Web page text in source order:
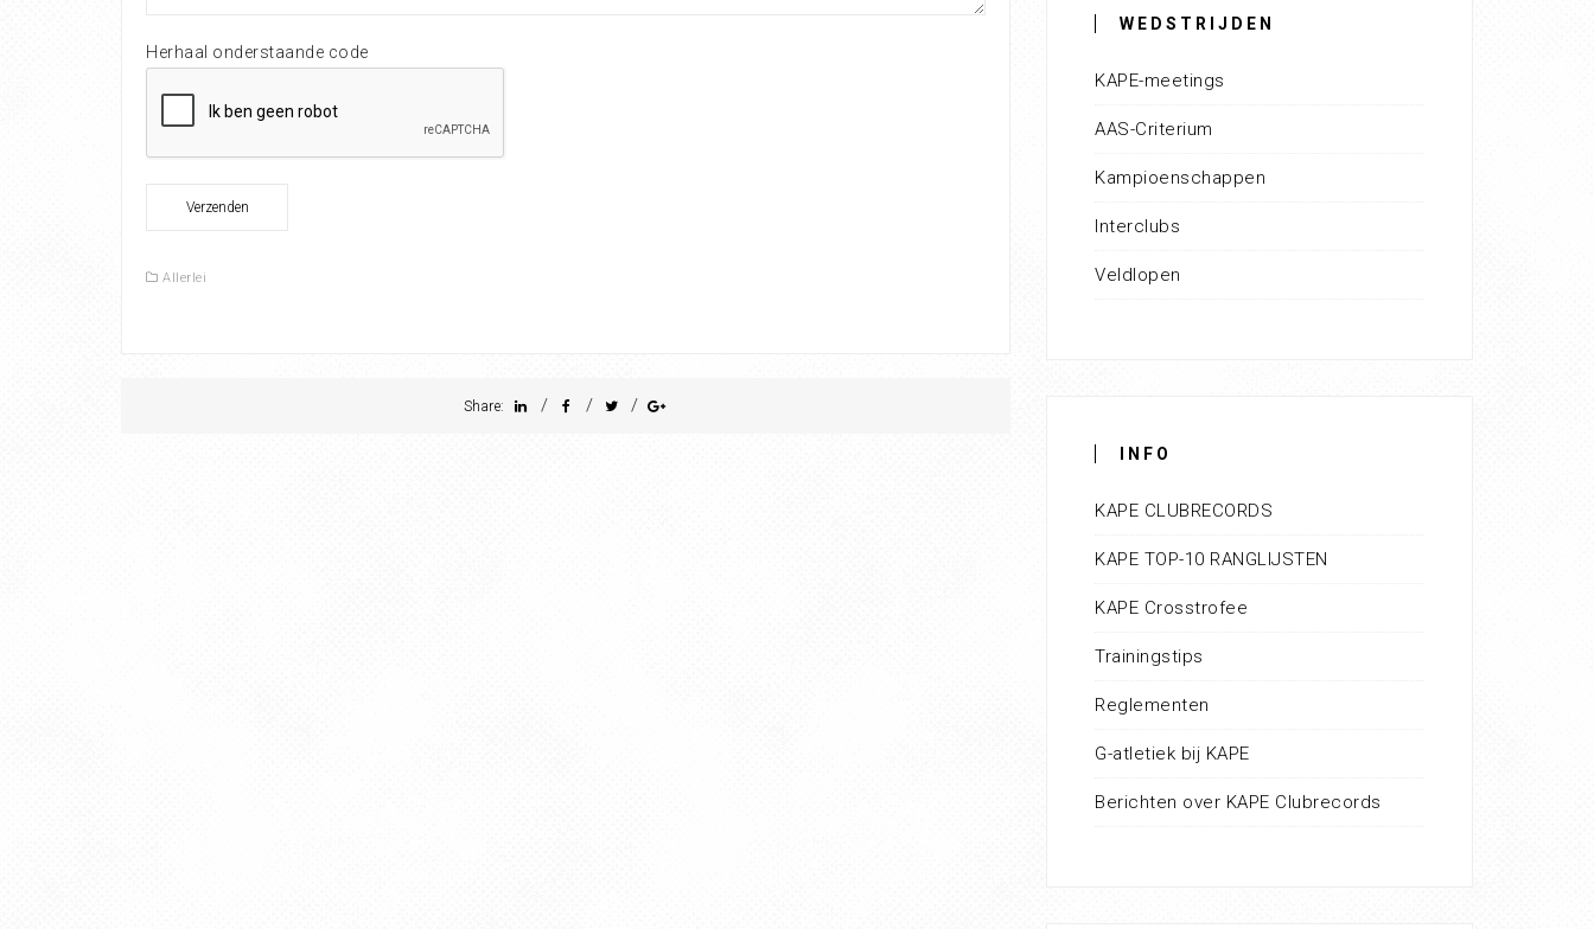
Herhaal onderstaande code
Allerlei
Share: / / /
WEDSTRIJDEN
KAPE-meetings
AAS-Criterium
Kampioenschappen
Interclubs
Veldlopen
INFO
KAPE CLUBRECORDS
KAPE TOP-10 RANGLIJSTEN
KAPE Crosstrofee
Trainingstips
Reglementen
G-atletiek bij KAPE
Berichten over KAPE Clubrecords